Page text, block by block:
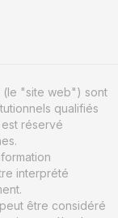
(le "site web") sont
qualifiés
réservé
interprété
être considéré